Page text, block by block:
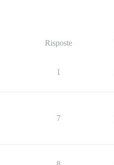
Risposte
1
7